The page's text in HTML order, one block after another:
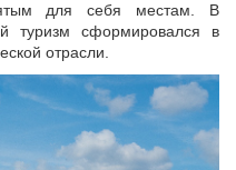
для себя местам. В
туризм сформировался в
отрасли.